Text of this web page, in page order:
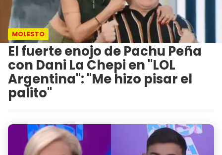
MOLESTO
El fuerte enojo de Pachu Peña
con Dani La Chepi en "LOL
Argentina": "Me hizo pisar el
palito"